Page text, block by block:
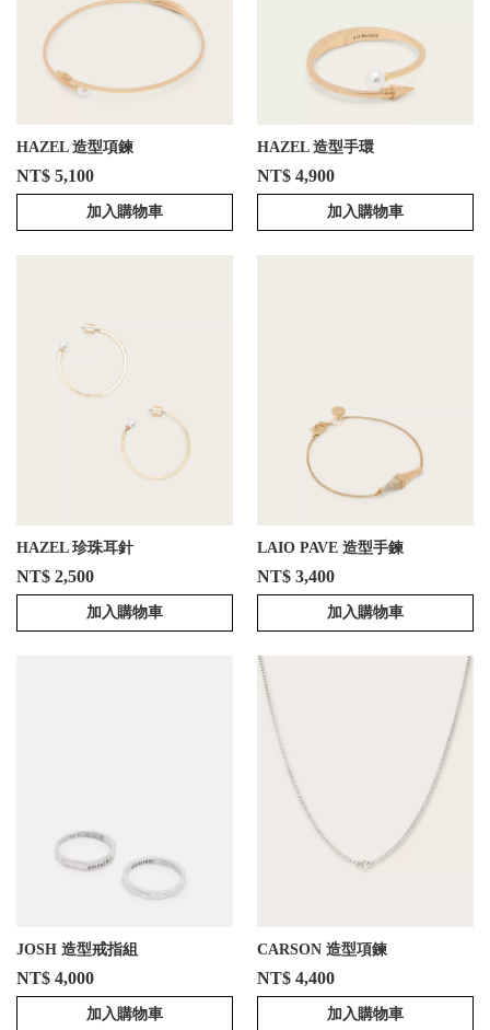
HAZEL 造型項鍊
NT$ 5,100
加入購物車
HAZEL 造型手環
NT$ 4,900
加入購物車
HAZEL 珍珠耳針
NT$ 2,500
加入購物車
LAIO PAVE 造型手鍊
NT$ 3,400
加入購物車
JOSH 造型戒指組
NT$ 4,000
加入購物車
CARSON 造型項鍊
NT$ 4,400
加入購物車